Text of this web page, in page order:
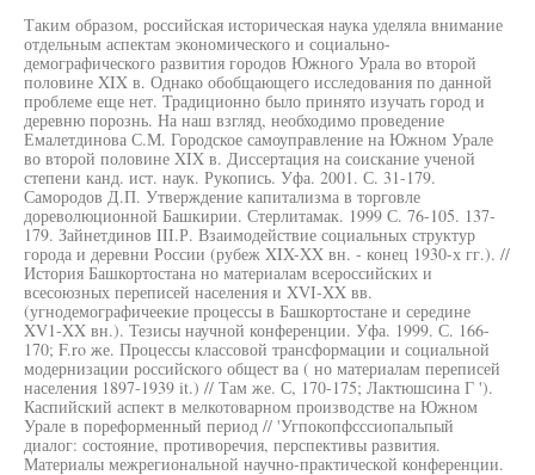
Таким образом, российская историческая наука уделяла внимание
отдельным аспектам экономического и социально-
демографического развития городов Южного Урала во второй
половине XIX в. Однако обобщающего исследования по данной
проблеме еще нет. Традиционно было принято изучать город и
деревню порознь. На наш взгляд, необходимо проведение
Емалетдинова С.М. Городское самоуправление на Южном Урале
во второй половине XIX в. Диссертация на соискание ученой
степени канд. ист. наук. Рукопись. Уфа. 2001. С. 31-179.
Самородов Д.П. Утверждение капитализма в торговле
дореволюционной Башкирии. Стерлитамак. 1999 С. 76-105. 137-
179. Зайнетдинов III.Р. Взаимодействие социальных структур
города и деревни России (рубеж XIX-XX вн. - конец 1930-х гг.). //
История Башкортостана но материалам всероссийских и
всесоюзных переписей населения и XVI-XX вв.
(угнодемографичеекие процессы в Башкортостане и середине
XV1-XX вн.). Тезисы научной конференции. Уфа. 1999. С. 166-
170; F.ro же. Процессы классовой трансформации и социальной
модернизации российского общест ва ( но материалам переписей
населения 1897-1939 it.) // Там же. С, 170-175; Лактюшсина Г ').
Каспийский аспект в мелкотоварном производстве на Южном
Урале в пореформенный период // 'Угпокопфсссиопальпый
диалог: состояние, противоречия, перспективы развития.
Материалы межрегиональной научно-практической конференции.